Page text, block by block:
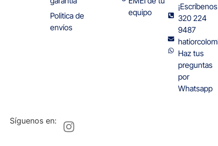
Politica de
envíos
equipo
320 224
9487
Haz tus
preguntas
por
Whatsapp
Síguenos en: